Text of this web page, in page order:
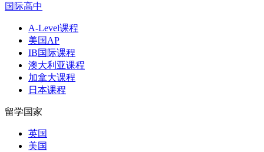
国际高中
A-Level课程
美国AP
IB国际课程
澳大利亚课程
加拿大课程
日本课程
留学国家
英国
美国